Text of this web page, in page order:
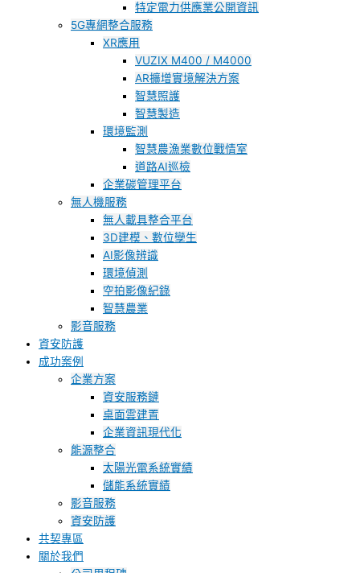
特定電力供應業公開資訊
5G專網整合服務
XR應用
VUZIX M400 / M4000
AR擴增實境解決方案
智慧照護
智慧製造
環境監測
智慧農漁業數位戰情室
道路AI巡檢
企業碳管理平台
無人機服務
無人載具整合平台
3D建模、數位孿生
AI影像辨識
環境偵測
空拍影像紀錄
智慧農業
影音服務
資安防護
成功案例
企業方案
資安服務鏈
桌面雲建置
企業資訊現代化
能源整合
太陽光電系統實績
儲能系統實績
影音服務
資安防護
共契專區
關於我們